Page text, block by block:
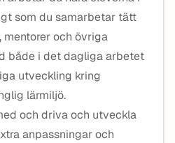
som du samarbetar tätt
mentorer och övriga
både i det dagliga arbetet
utveckling kring
lärmiljö.
och driva och utveckla
anpassningar och